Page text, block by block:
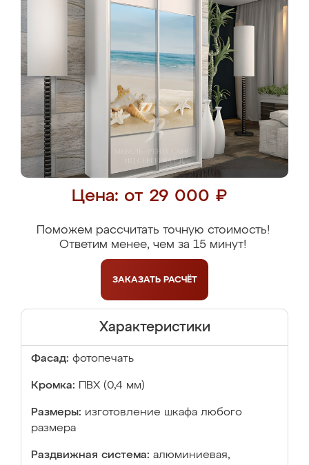
Цена: от 29 000 ₽
Поможем рассчитать точную стоимость!
Ответим менее, чем за 15 минут!
ЗАКАЗАТЬ РАСЧЁТ
Характеристики
Фасад: фотопечать
Кромка: ПВХ (0,4 мм)
Размеры: изготовление шкафа любого
размера
Раздвижная система: алюминиевая,